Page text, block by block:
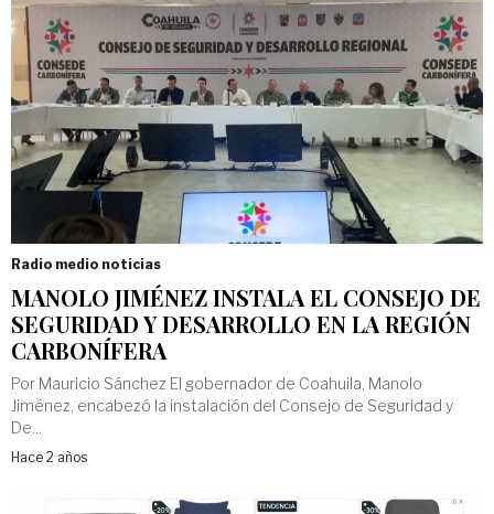
Radio medio noticias
MANOLO JIMÉNEZ INSTALA EL CONSEJO DE
SEGURIDAD Y DESARROLLO EN LA REGIÓN
CARBONÍFERA
Por Mauricio Sánchez El gobernador de Coahuila, Manolo
Jiménez, encabezó la instalación del Consejo de Seguridad y
De...
Hace 2 años